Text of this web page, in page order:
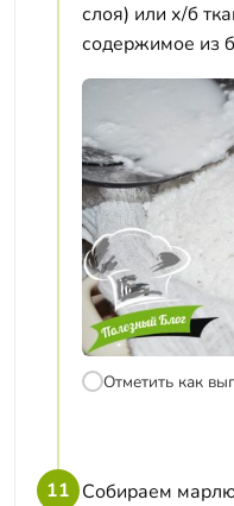
слоя) или х/б
содержимое из
Отметить как
11 Собираем